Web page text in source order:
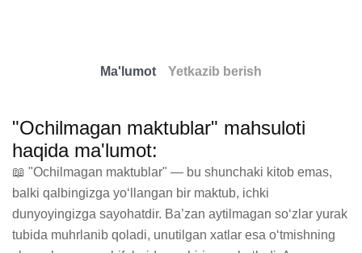
Ma'lumot Yetkazib berish
"Ochilmagan maktublar" mahsuloti
haqida ma'lumot:
📖 "Ochilmagan maktublar" — bu shunchaki kitob emas,
balki qalbingizga yo‘llangan bir maktub, ichki
dunyoyingizga sayohatdir. Ba’zan aytilmagan so‘zlar yurak
tubida muhrlanib qoladi, unutilgan xatlar esa o‘tmishning